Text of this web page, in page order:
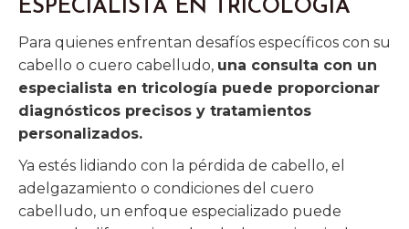
ESPECIALISTA EN TRICOLOGÍA
Para quienes enfrentan desafíos específicos con su
cabello o cuero cabelludo, una consulta con un
especialista en tricología puede proporcionar
diagnósticos precisos y tratamientos
personalizados.
Ya estés lidiando con la pérdida de cabello, el
adelgazamiento o condiciones del cuero
cabelludo, un enfoque especializado puede